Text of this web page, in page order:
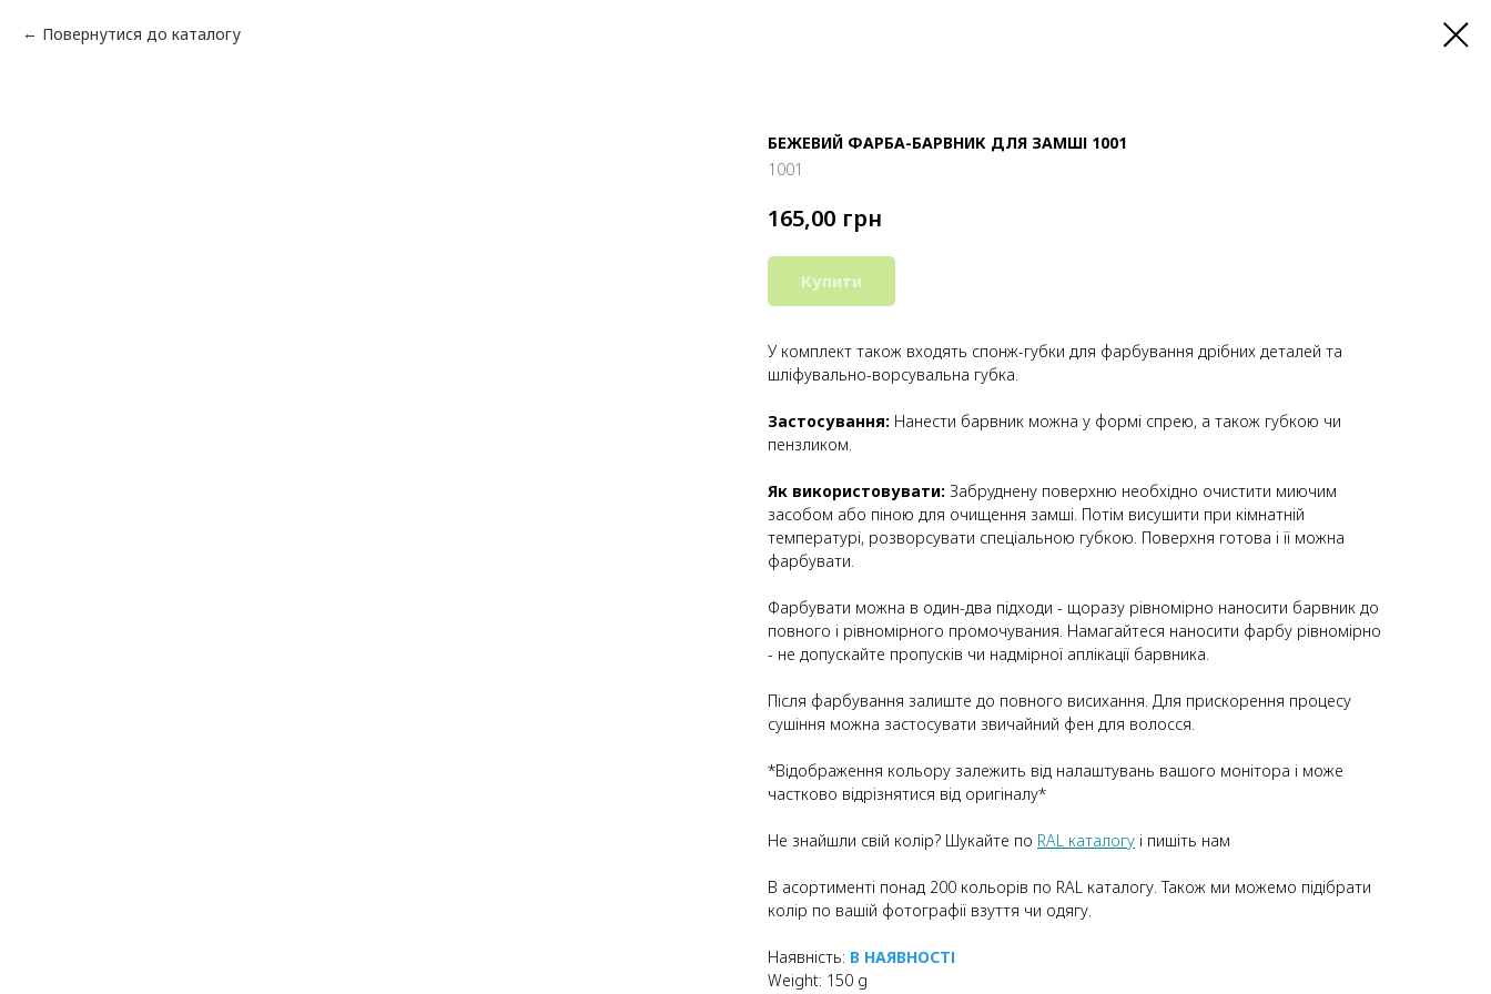
Повернутися до каталогу
БЕЖЕВИЙ ФАРБА-БАРВНИК ДЛЯ ЗАМШІ 1001
1001
165,00 грн
Купити
У комплект також входять спонж-губки для фарбування дрібних деталей та
шліфувально-ворсувальна губка.
Застосування: Нанести барвник можна у формі спрею, а також губкою чи
пензликом.
Як використовувати: Забруднену поверхню необхідно очистити миючим
засобом або піною для очищення замші. Потім висушити при кімнатній
температурі, розворсувати спеціальною губкою. Поверхня готова і її можна
фарбувати.
Фарбувати можна в один-два підходи - щоразу рівномірно наносити барвник до
повного і рівномірного промочувания. Намагайтеся наносити фарбу рівномірно
- не допускайте пропусків чи надмірної аплікації барвника.
Після фарбування залиште до повного висихання. Для прискорення процесу
сушіння можна застосувати звичайний фен для волосся.
*Відображення кольору залежить від налаштувань вашого монітора і може
частково відрізнятися від оригіналу*
Не знайшли свій колір? Шукайте по RAL каталогу i пишіть нам
В асортименті понад 200 кольорів по RAL каталогу. Також ми можемо підібрати
колір по вашій фотографії взуття чи одягу.
Наявність: В НАЯВНОСТІ
Weight: 150 g